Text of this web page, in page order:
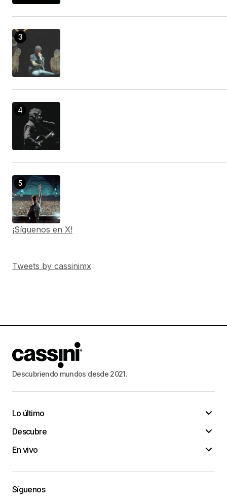
¡Síguenos en X!
Tweets by cassinimx
Descubriendo mundos desde 2021.
Lo último
Descubre
En vivo
Síguenos